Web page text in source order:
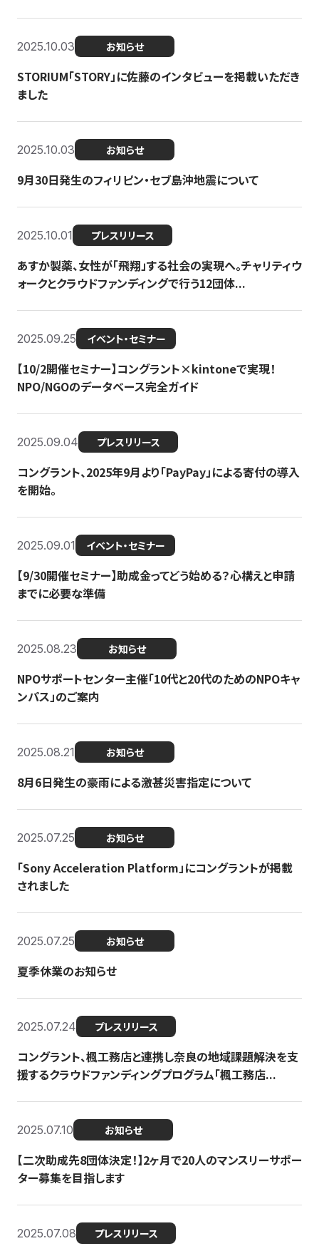
2025.10.03 お知らせ
STORIUM「STORY」に佐藤のインタビューを掲載いただき
ました
2025.10.03 お知らせ
9月30日発生のフィリピン・セブ島沖地震について
2025.10.01 プレスリリース
あすか製薬、女性が「飛翔」する社会の実現へ。チャリティウ
ォークとクラウドファンディングで行う12団体...
2025.09.25 イベント・セミナー
【10/2開催セミナー】コングラント×kintoneで実現！
NPO/NGOのデータベース完全ガイド
2025.09.04 プレスリリース
コングラント、2025年9月より「PayPay」による寄付の導入
を開始。
2025.09.01 イベント・セミナー
【9/30開催セミナー】助成金ってどう始める？心構えと申請
までに必要な準備
2025.08.23 お知らせ
NPOサポートセンター主催「10代と20代のためのNPOキャ
ンパス」のご案内
2025.08.21 お知らせ
8月6日発生の豪雨による激甚災害指定について
2025.07.25 お知らせ
「Sony Acceleration Platform」にコングラントが掲載
されました
2025.07.25 お知らせ
夏季休業のお知らせ
2025.07.24 プレスリリース
コングラント、楓工務店と連携し奈良の地域課題解決を支
援するクラウドファンディングプログラム「楓工務店...
2025.07.10 お知らせ
【二次助成先8団体決定！】2ヶ月で20人のマンスリーサポー
ター募集を目指します
2025.07.08 プレスリリース